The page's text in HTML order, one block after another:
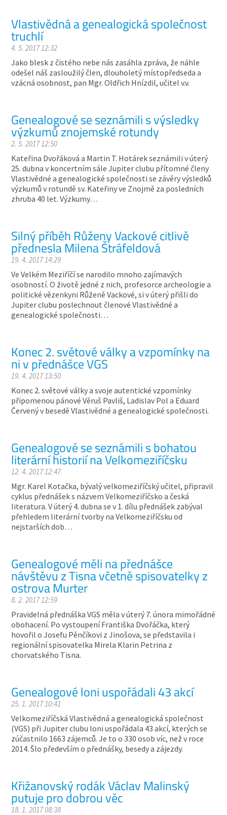
Vlastivědná a genealogická společnost
truchlí
4. 5. 2017 12:32
Jako blesk z čistého nebe nás zasáhla zpráva, že náhle
odešel náš zasloužilý člen, dlouholetý místopředseda a
vzácná osobnost, pan Mgr. Oldřich Hnízdil, učitel v.v.
Genealogové se seznámili s výsledky
výzkumů znojemské rotundy
2. 5. 2017 12:50
Kateřina Dvořáková a Martin T. Hotárek seznámili v úterý
25. dubna v koncertním sále Jupiter clubu přítomné členy
Vlastivědné a genealogické společnosti se závěry výsledků
výzkumů v rotundě sv. Kateřiny ve Znojmě za posledních
zhruba 40 let. Výzkumy…
Silný příběh Růženy Vackové citlivě
přednesla Milena Štráfeldová
19. 4. 2017 14:29
Ve Velkém Meziříčí se narodilo mnoho zajímavých
osobností. O životě jedné z nich, profesorce archeologie a
politické vězenkyni Růženě Vackové, si v úterý přišli do
Jupiter clubu poslechnout členové Vlastivědné a
genealogické společnosti…
Konec 2. světové války a vzpomínky na
ni v přednášce VGS
19. 4. 2017 13:50
Konec 2. světové války a svoje autentické vzpomínky
připomenou pánové Věruš Pavliš, Ladislav Pol a Eduard
Červený v besedě Vlastivědné a genealogické společnosti.
Genealogové se seznámili s bohatou
literární historií na Velkomeziříčsku
12. 4. 2017 12:47
Mgr. Karel Kotačka, bývalý velkomeziříčský učitel, připravil
cyklus přednášek s názvem Velkomeziříčsko a česká
literatura. V úterý 4. dubna se v 1. dílu přednášek zabýval
přehledem literární tvorby na Velkomeziříčsku od
nejstarších dob…
Genealogové měli na přednášce
návštěvu z Tisna včetně spisovatelky z
ostrova Murter
8. 2. 2017 12:59
Pravidelná přednáška VGS měla v úterý 7. února mimořádné
obohacení. Po vystoupení Františka Dvořáčka, který
hovořil o Josefu Pěnčíkovi z Jinošova, se představila i
regionální spisovatelka Mirela Klarin Petrina z
chorvatského Tisna.
Genealogové loni uspořádali 43 akcí
25. 1. 2017 10:41
Velkomeziříčská Vlastivědná a genealogická společnost
(VGS) při Jupiter clubu loni uspořádala 43 akcí, kterých se
zúčastnilo 1663 zájemců. Je to o 330 osob víc, než v roce
2014. Šlo především o přednášky, besedy a zájezdy.
Křižanovský rodák Václav Malinský
putuje pro dobrou věc
18. 1. 2017 08:38